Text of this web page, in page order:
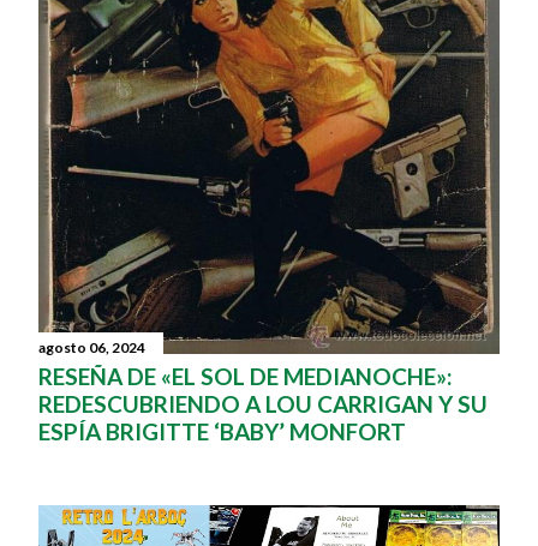
agosto 06, 2024
RESEÑA DE «EL SOL DE MEDIANOCHE»:
REDESCUBRIENDO A LOU CARRIGAN Y SU
ESPÍA BRIGITTE ‘BABY’ MONFORT